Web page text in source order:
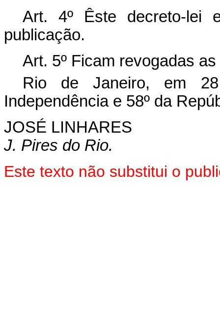
Art. 4º Êste decreto-lei
publicação.
Art. 5º Ficam revogadas
Rio de Janeiro, em
Independência e 58º da
JOSÉ LINHARES
J. Pires do Rio.
Este texto não substitui o